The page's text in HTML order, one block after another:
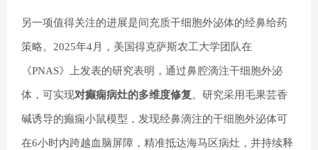
另一项值得关注的进展是间充质干细胞外泌体的经鼻给药
策略。2025年4月，美国得克萨斯农工大学团队在
《PNAS》上发表的研究表明，通过鼻腔滴注干细胞外泌
体，可实现对癫痫病灶的多维度修复。研究采用毛果芸香
碱诱导的癫痫小鼠模型，发现经鼻滴注的干细胞外泌体可
在6小时内跨越血脑屏障，精准抵达海马区病灶，并持续释